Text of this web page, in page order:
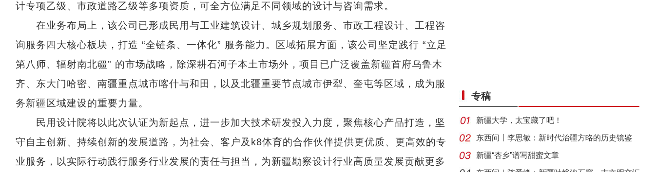
计专项乙级、市政道路乙级等多项资质，可全方位满足不同领域的设计与咨询需求。
在业务布局上，该公司已形成民用与工业建筑设计、城乡规划服务、市政工程设计、工程咨
询服务四大核心板块，打造 “全链条、一体化” 服务能力。区域拓展方面，该公司坚定践行 “立足
第八师、辐射南北疆” 的市场战略，除深耕石河子本土市场外，项目已广泛覆盖新疆首府乌鲁木
齐、东大门哈密、南疆重点城市喀什与和田，以及北疆重要节点城市伊犁、奎屯等区域，成为服
务新疆区域建设的重要力量。
民用设计院将以此次认证为新起点，进一步加大技术研发投入力度，聚焦核心产品打造，坚
守自主创新、持续创新的发展道路，为社会、客户及k8体育的合作伙伴提供更优质、更高效的专
业服务，以实际行动践行服务行业发展的责任与担当，为新疆勘察设计行业高质量发展贡献更多
专稿
新疆大学，太宝藏了吧！
东西问丨李思敏：新时代治疆方略的历史镜鉴
新疆“杏乡”谱写甜蜜文章